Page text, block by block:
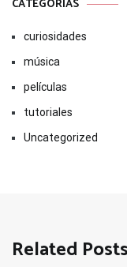
CATEGORÍAS
curiosidades
música
películas
tutoriales
Uncategorized
Related Posts